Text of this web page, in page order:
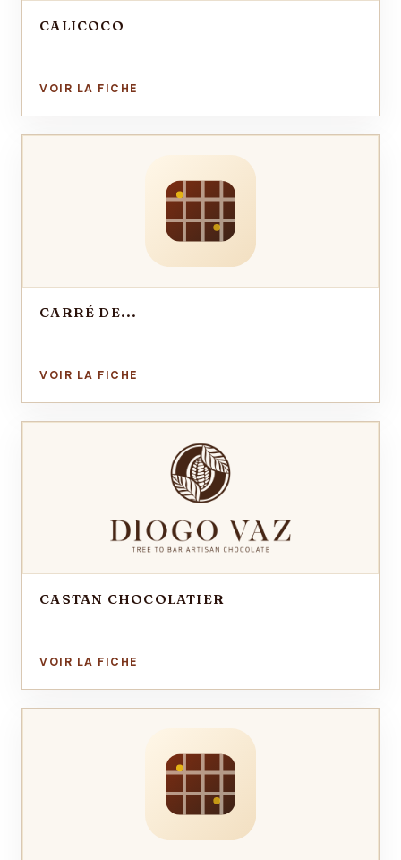
CALICOCO
CARRÉ DE...
CASTAN CHOCOLATIER